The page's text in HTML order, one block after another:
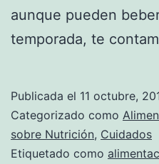
aunque pueden
temporada, te
Publicada el 11 octubre,
Categorizado como
sobre Nutrición, Cuidados
Etiquetado como